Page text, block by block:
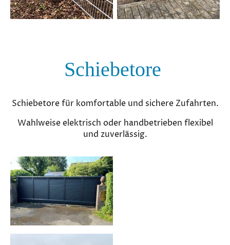
Schiebetore
Schiebetore für komfortable und sichere Zufahrten.
Wahlweise elektrisch oder handbetrieben flexibel
und zuverlässig.